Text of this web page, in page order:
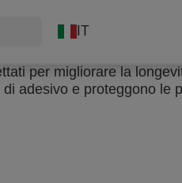
IT
per migliorare la
adesivo e proteggono le